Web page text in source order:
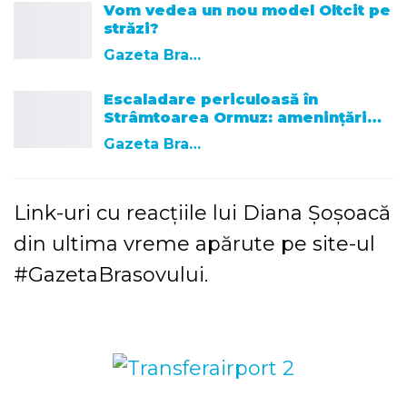
Vom vedea un nou model Oltcit pe
străzi?
Gazeta Brasovului
Escaladare periculoasă în
Strâmtoarea Ormuz: amenințări…
Gazeta Brasovului
Link-uri cu reacțiile lui Diana Șoșoacă
din ultima vreme apărute pe site-ul
#GazetaBrasovului.